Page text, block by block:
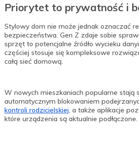
Priorytet to prywatność i
Stylowy dom nie może jednak oznaczać
bezpieczeństwa. Gen Z zdaje sobie
sprzęt to potencjalne źródło wycieku
częściej stosuje się kompleksowe
całą sieć domową.
W nowych mieszkaniach popularne stają
automatycznym blokowaniem
kontroli rodzicielskiej, a także aplikacje
które urządzenia są aktualnie podłączone.